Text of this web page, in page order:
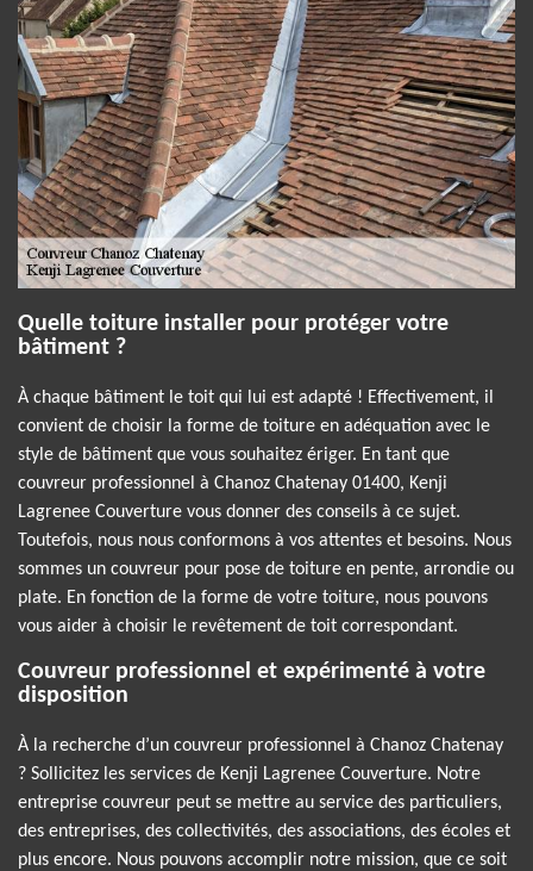
Quelle toiture installer pour protéger votre
bâtiment ?
À chaque bâtiment le toit qui lui est adapté ! Effectivement, il
convient de choisir la forme de toiture en adéquation avec le
style de bâtiment que vous souhaitez ériger. En tant que
couvreur professionnel à Chanoz Chatenay 01400, Kenji
Lagrenee Couverture vous donner des conseils à ce sujet.
Toutefois, nous nous conformons à vos attentes et besoins. Nous
sommes un couvreur pour pose de toiture en pente, arrondie ou
plate. En fonction de la forme de votre toiture, nous pouvons
vous aider à choisir le revêtement de toit correspondant.
Couvreur professionnel et expérimenté à votre
disposition
À la recherche d’un couvreur professionnel à Chanoz Chatenay
? Sollicitez les services de Kenji Lagrenee Couverture. Notre
entreprise couvreur peut se mettre au service des particuliers,
des entreprises, des collectivités, des associations, des écoles et
plus encore. Nous pouvons accomplir notre mission, que ce soit